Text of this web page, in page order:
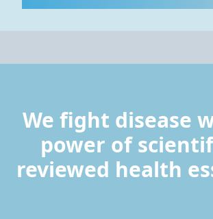
We fight disease
power of
reviewed health